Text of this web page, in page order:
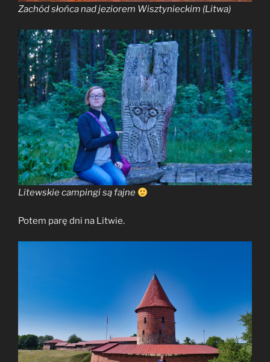
Zachód słońca nad jeziorem Wisztynieckim (Litwa)
Litewskie campingi są fajne
Potem parę dni na Litwie.